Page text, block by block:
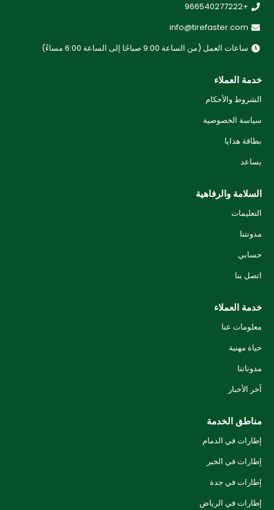
+966540277222
info@tirefaster.com
ساعات العمل (من الساعة 9:00 صباحًا إلى الساعة 6:00 مساءً)
خدمة العملاء
الشروط والأحكام
سياسة الخصوصية
بطاقة هدايا
يساعد
السلامة والرفاهية
التعليمات
مدونتنا
حسابي
اتصل بنا
خدمة العملاء
معلومات عنا
حياة مهنية
مدوناتنا
آخر الأخبار
مناطق الخدمة
إطارات في الدمام
إطارات في الخبر
إطارات في جدة
إطارات في الرياض